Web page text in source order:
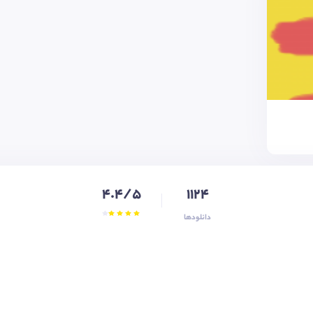
1124
دانلودها
4.4/5